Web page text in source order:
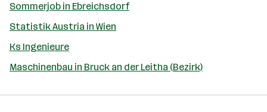
Sommerjob in Ebreichsdorf
Statistik Austria in Wien
Ks Ingenieure
Maschinenbau in Bruck an der Leitha (Bezirk)